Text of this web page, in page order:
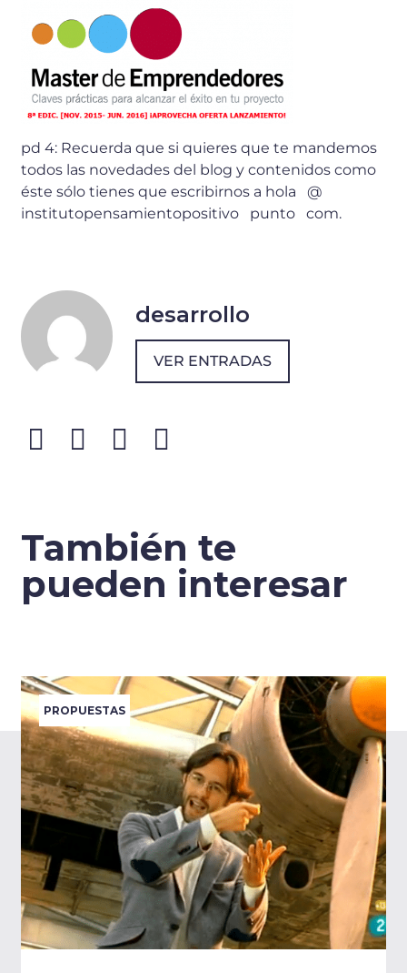
pd 4: Recuerda que si quieres que te mandemos
todos las novedades del blog y contenidos como
éste sólo tienes que escribirnos a hola @
institutopensamientopositivo punto com.
desarrollo
VER ENTRADAS
También te
pueden interesar
PROPUESTAS